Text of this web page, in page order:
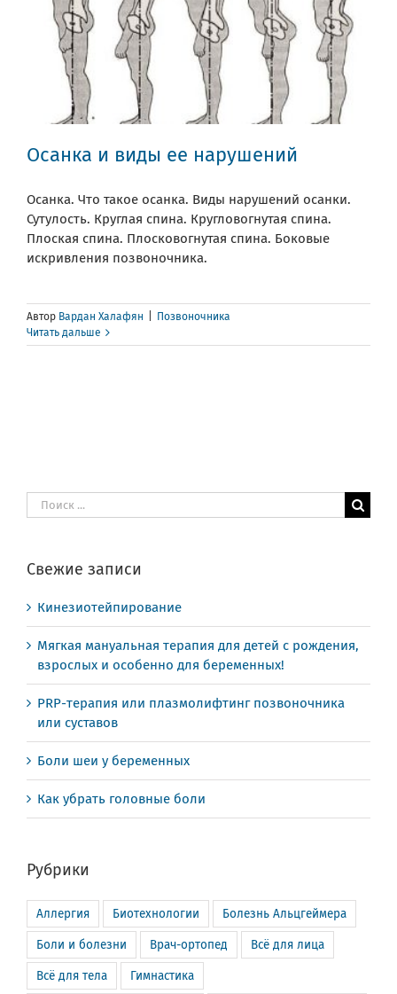
Осанка и виды ее нарушений
Осанка. Что такое осанка. Виды нарушений осанки.
Сутулость. Круглая спина. Кругловогнутая спина.
Плоская спина. Плосковогнутая спина. Боковые
искривления позвоночника.
Автор Вардан Халафян
Позвоночника
Читать дальше
Результат
поиска:
Свежие записи
Кинезиотейпирование
Мягкая мануальная терапия для детей с рождения,
взрослых и особенно для беременных!
PRP-терапия или плазмолифтинг позвоночника
или суставов
Боли шеи у беременных
Как убрать головные боли
Рубрики
Аллергия Биотехнологии Болезнь Альцгеймера
Боли и болезни Врач-ортопед Всё для лица
Всё для тела Гимнастика